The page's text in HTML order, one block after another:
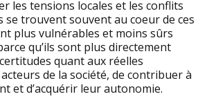
les tensions locales et les conflits
se trouvent souvent au coeur de ces
plus vulnérables et moins sûrs
qu’ils sont plus directement
quant aux réelles
de la société, de contribuer à
et d’acquérir leur autonomie.